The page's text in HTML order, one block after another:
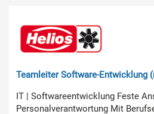
Teamleiter Software-Entwicklung
IT | Softwareentwicklung Feste
Personalverantwortung Mit